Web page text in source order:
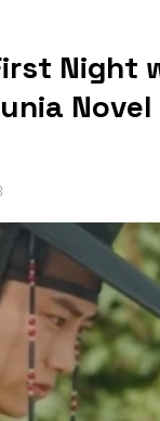
Night
Novel